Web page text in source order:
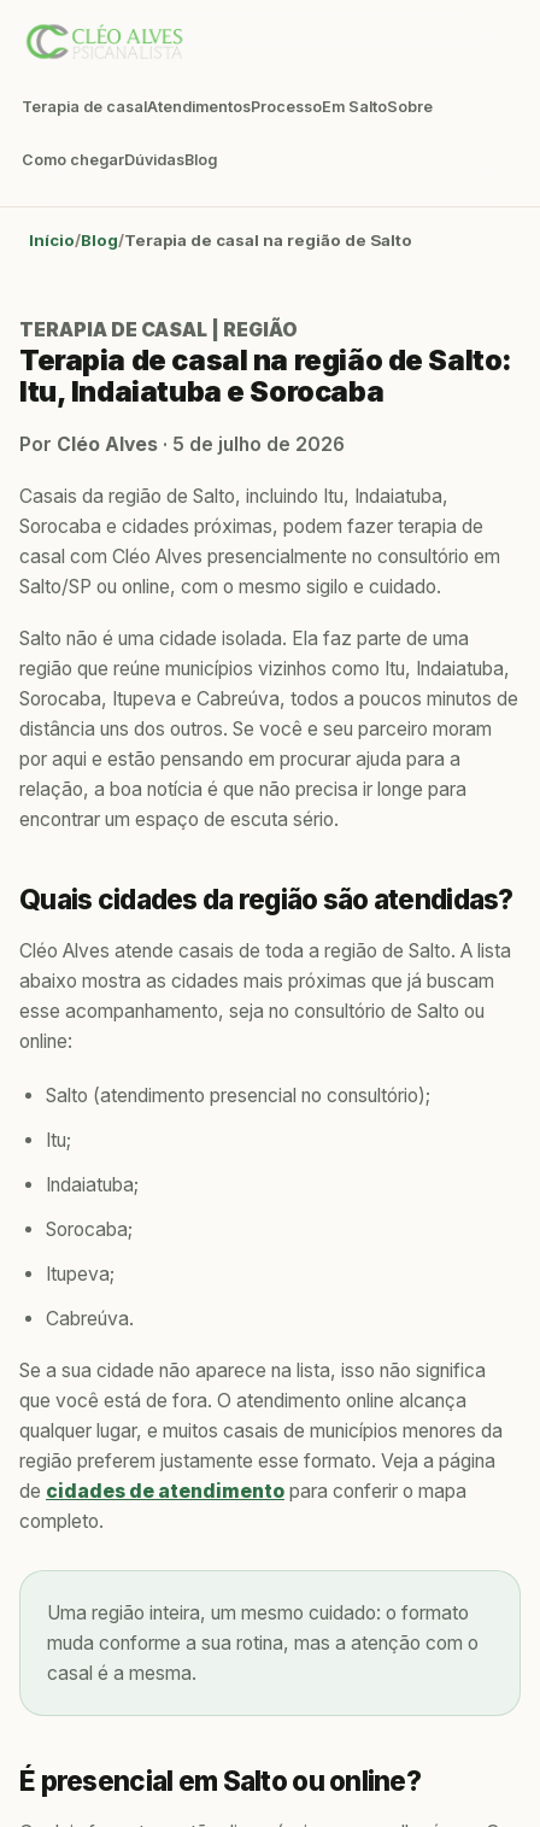
Terapia de casalAtendimentosProcessoEm SaltoSobre
Como chegarDúvidasBlog
Início Blog Terapia de casal na região de Salto
TERAPIA DE CASAL | REGIÃO
Terapia de casal na região de Salto:
Itu, Indaiatuba e Sorocaba
Por Cléo Alves · 5 de julho de 2026
Casais da região de Salto, incluindo Itu, Indaiatuba,
Sorocaba e cidades próximas, podem fazer terapia de
casal com Cléo Alves presencialmente no consultório em
Salto/SP ou online, com o mesmo sigilo e cuidado.
Salto não é uma cidade isolada. Ela faz parte de uma
região que reúne municípios vizinhos como Itu, Indaiatuba,
Sorocaba, Itupeva e Cabreúva, todos a poucos minutos de
distância uns dos outros. Se você e seu parceiro moram
por aqui e estão pensando em procurar ajuda para a
relação, a boa notícia é que não precisa ir longe para
encontrar um espaço de escuta sério.
Quais cidades da região são atendidas?
Cléo Alves atende casais de toda a região de Salto. A lista
abaixo mostra as cidades mais próximas que já buscam
esse acompanhamento, seja no consultório de Salto ou
online:
Salto (atendimento presencial no consultório);
Itu;
Indaiatuba;
Sorocaba;
Itupeva;
Cabreúva.
Se a sua cidade não aparece na lista, isso não significa
que você está de fora. O atendimento online alcança
qualquer lugar, e muitos casais de municípios menores da
região preferem justamente esse formato. Veja a página
de cidades de atendimento para conferir o mapa
completo.
Uma região inteira, um mesmo cuidado: o formato
muda conforme a sua rotina, mas a atenção com o
casal é a mesma.
É presencial em Salto ou online?